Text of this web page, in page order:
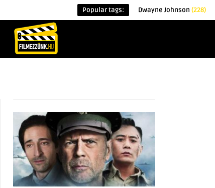
Popular tags: Dwayne Johnson (228)